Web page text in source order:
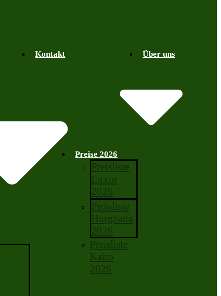
Kontakt
Preise 2026
Preisliste
Luxor
2026
Preisliste
Hurghada
2026
Preisliste
Kairo
2026
Über uns